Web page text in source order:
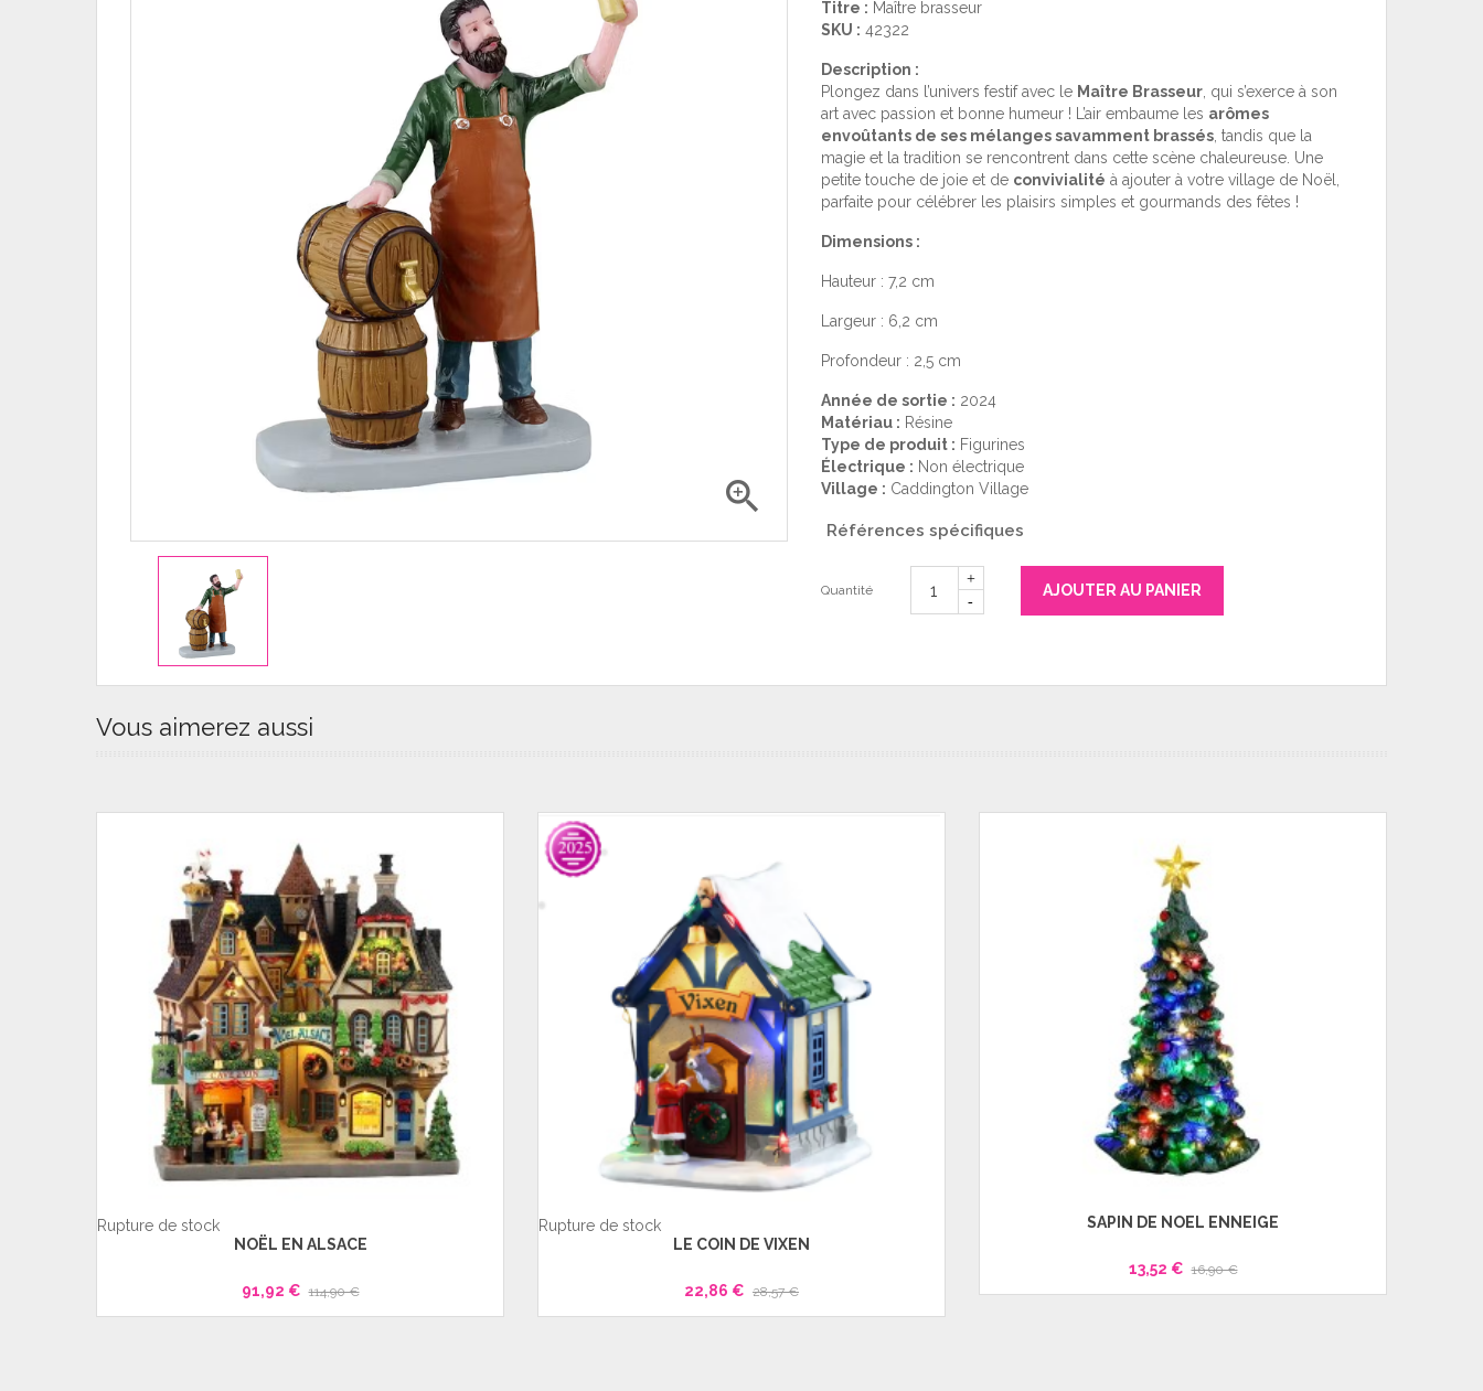

Titre : Maître brasseur
SKU : 42322
Description :
Plongez dans l’univers festif avec le Maître Brasseur, qui s’exerce à son
art avec passion et bonne humeur ! L’air embaume les arômes
envoûtants de ses mélanges savamment brassés, tandis que la
magie et la tradition se rencontrent dans cette scène chaleureuse. Une
petite touche de joie et de convivialité à ajouter à votre village de Noël,
parfaite pour célébrer les plaisirs simples et gourmands des fêtes !
Dimensions :
Hauteur : 7,2 cm
Largeur : 6,2 cm
Profondeur : 2,5 cm
Année de sortie : 2024
Matériau : Résine
Type de produit : Figurines
Électrique : Non électrique
Village : Caddington Village
Références spécifiques
Quantité AJOUTER AU PANIER
Vous aimerez aussi
Rupture de stock
NOËL EN ALSACE
91,92 € 114,90 €
Rupture de stock
LE COIN DE VIXEN
22,86 € 28,57 €
SAPIN DE NOËL ENNEIGE
13,52 € 16,90 €